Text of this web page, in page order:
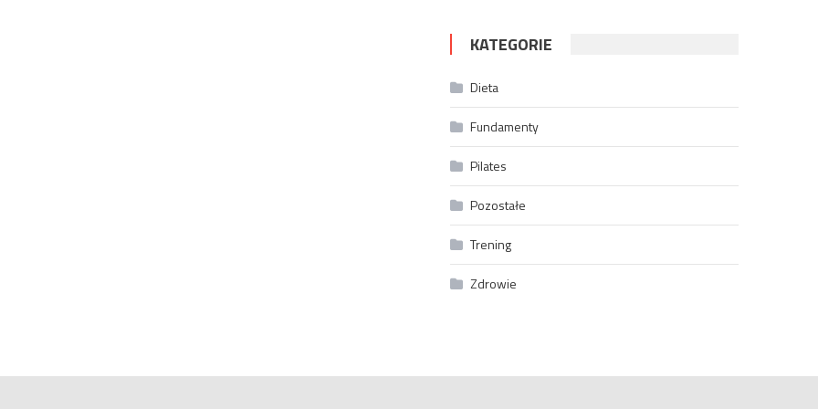
KATEGORIE
Dieta
Fundamenty
Pilates
Pozostałe
Trening
Zdrowie